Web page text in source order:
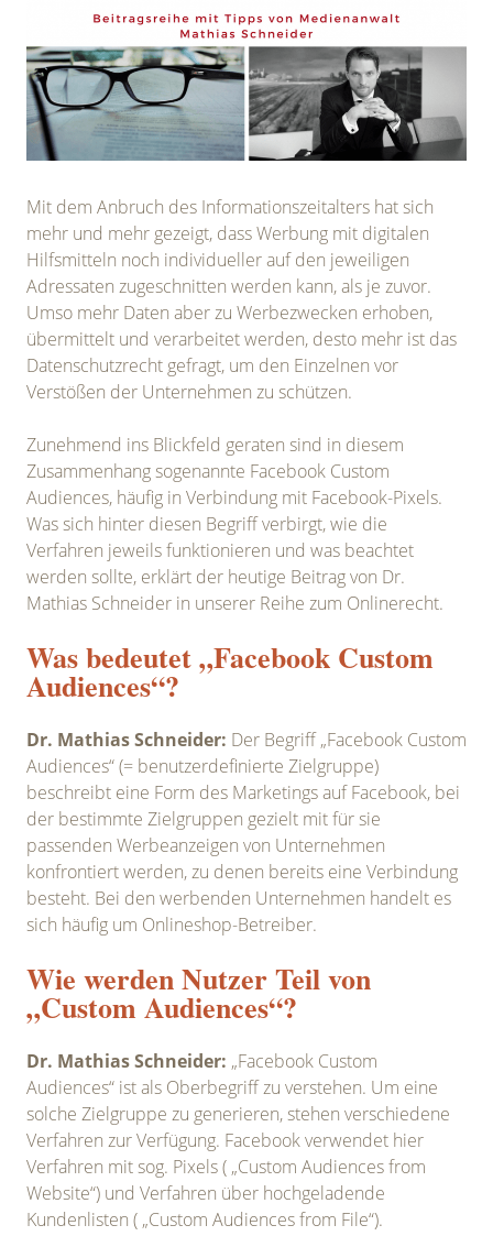
Mit dem Anbruch des Informationszeitalters hat sich
mehr und mehr gezeigt, dass Werbung mit digitalen
Hilfsmitteln noch individueller auf den jeweiligen
Adressaten zugeschnitten werden kann, als je zuvor.
Umso mehr Daten aber zu Werbezwecken erhoben,
übermittelt und verarbeitet werden, desto mehr ist das
Datenschutzrecht gefragt, um den Einzelnen vor
Verstößen der Unternehmen zu schützen.
Zunehmend ins Blickfeld geraten sind in diesem
Zusammenhang sogenannte Facebook Custom
Audiences, häufig in Verbindung mit Facebook-Pixels.
Was sich hinter diesen Begriff verbirgt, wie die
Verfahren jeweils funktionieren und was beachtet
werden sollte, erklärt der heutige Beitrag von Dr.
Mathias Schneider in unserer Reihe zum Onlinerecht.
Was bedeutet „Facebook Custom
Audiences“?
Dr. Mathias Schneider: Der Begriff „Facebook Custom
Audiences“ (= benutzerdefinierte Zielgruppe)
beschreibt eine Form des Marketings auf Facebook, bei
der bestimmte Zielgruppen gezielt mit für sie
passenden Werbeanzeigen von Unternehmen
konfrontiert werden, zu denen bereits eine Verbindung
besteht. Bei den werbenden Unternehmen handelt es
sich häufig um Onlineshop-Betreiber.
Wie werden Nutzer Teil von
„Custom Audiences“?
Dr. Mathias Schneider: „Facebook Custom
Audiences“ ist als Oberbegriff zu verstehen. Um eine
solche Zielgruppe zu generieren, stehen verschiedene
Verfahren zur Verfügung. Facebook verwendet hier
Verfahren mit sog. Pixels ( „Custom Audiences from
Website“) und Verfahren über hochgeladende
Kundenlisten ( „Custom Audiences from File“).